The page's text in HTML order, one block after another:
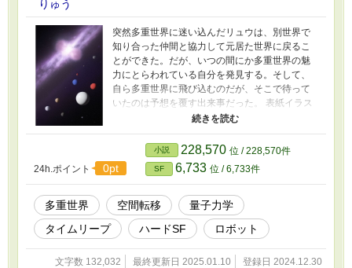
りゅう
突然多重世界に迷い込んだリュウは、別世界で
知り合った仲間と協力して元居た世界に戻るこ
とができた。だが、いつの間にか多重世界の魅
力にとらわれている自分を発見する。そして、
自ら多重世界に飛び込むのだが、そこで待って
いたのは予想を覆す出来事だった。 表紙イラス
ト：AIアニメジェネレーターにて生成。
24h.ポイント 0pt
小説 228,570 位 / 228,570件
SF 6,733 位 / 6,733件
多重世界 空間転移
量子力学
タイムリープ
ハードSF ロボット
文字数 132,032 最終更新日 2025.01.10 登録日 2024.12.30